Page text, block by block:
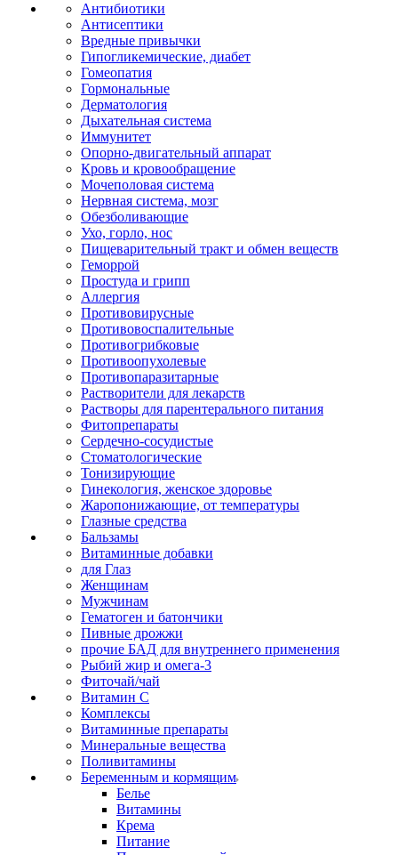
Антибиотики
Антисептики
Вредные привычки
Гипогликемические, диабет
Гомеопатия
Гормональные
Дерматология
Дыхательная система
Иммунитет
Опорно-двигательный аппарат
Кровь и кровообращение
Мочеполовая система
Нервная система, мозг
Обезболивающие
Ухо, горло, нос
Пищеварительный тракт и обмен веществ
Геморрой
Простуда и грипп
Аллергия
Противовирусные
Противовоспалительные
Противогрибковые
Противоопухолевые
Противопаразитарные
Растворители для лекарств
Растворы для парентерального питания
Фитопрепараты
Сердечно-сосудистые
Стоматологические
Тонизирующие
Гинекология, женское здоровье
Жаропонижающие, от температуры
Глазные средства
Бальзамы
Витаминные добавки
для Глаз
Женщинам
Мужчинам
Гематоген и батончики
Пивные дрожжи
прочие БАД для внутреннего применения
Рыбий жир и омега-3
Фиточай/чай
Витамин С
Комплексы
Витаминные препараты
Минеральные вещества
Поливитамины
Беременным и кормящим
Белье
Витамины
Крема
Питание